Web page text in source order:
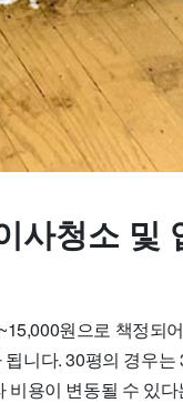
사청소 및
원으로 책정되
니다. 30평의 경우
용이 변동될 수 있